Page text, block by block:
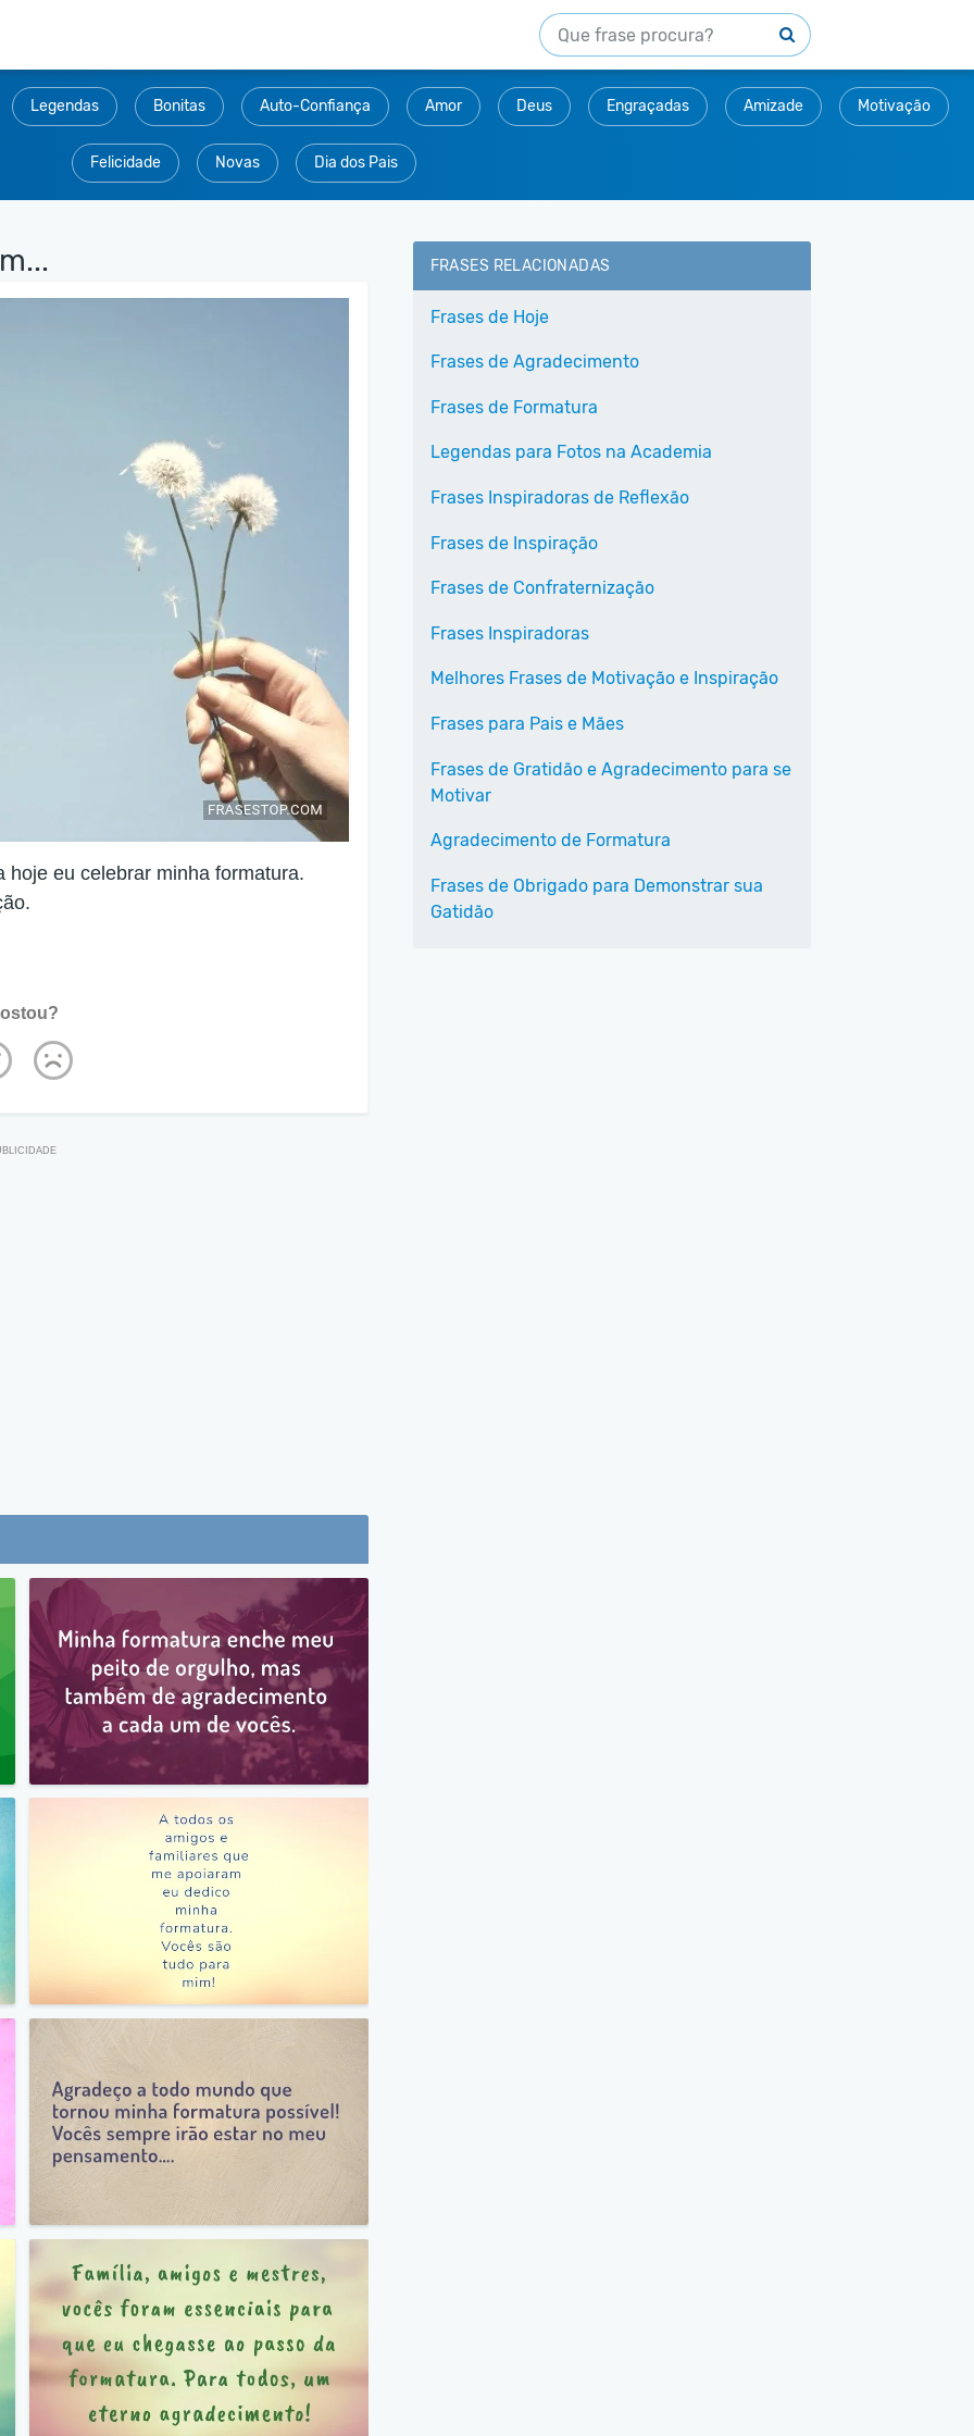
Legendas Bonitas Auto-Confiança Amor Deus Engraçadas Amizade Motivação
Felicidade Novas Dia dos Pais
eu celebrar minha formatura.
FRASES RELACIONADAS
Frases de Hoje
Frases de Agradecimento
Frases de Formatura
Legendas para Fotos na Academia
Frases Inspiradoras de Reflexão
Frases de Inspiração
Frases de Confraternização
Frases Inspiradoras
Melhores Frases de Motivação e Inspiração
Frases para Pais e Mães
Frases de Gratidão e Agradecimento para se
Motivar
Agradecimento de Formatura
Frases de Obrigado para Demonstrar sua
Gatidão